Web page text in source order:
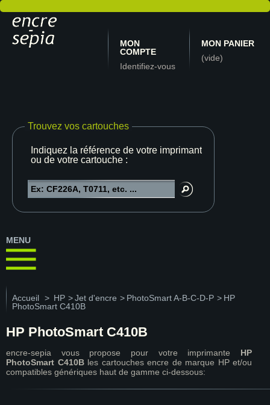
MON
COMPTE
Identifiez-vous
MON PANIER
(vide)
Trouvez vos cartouches
Indiquez la référence de votre imprimante
ou de votre cartouche :
MENU
Accueil > HP >Jet d'encre > PhotoSmart A-B-C-D-P > HP
PhotoSmart C410B
HP PhotoSmart C410B
encre-sepia vous propose pour votre imprimante HP
PhotoSmart C410Bles cartouches encre de marque HP et/ou
compatibles génériques haut de gamme ci-dessous: